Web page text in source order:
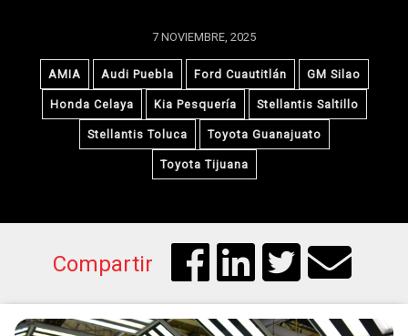
7 NOVIEMBRE, 2025
AMIA Audi Puebla Ford Cuautitlán GM Silao
Honda Celaya Kia Pesquería Stellantis Saltillo
Stellantis Toluca Toyota Guanajuato
Toyota Tijuana
Compartir